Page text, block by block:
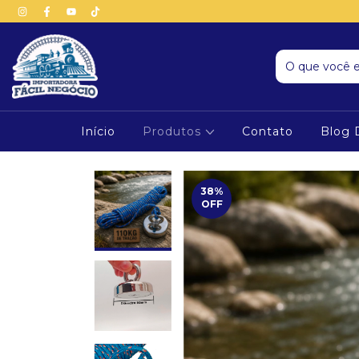
Início Produtos Contato Blog
38%
OFF